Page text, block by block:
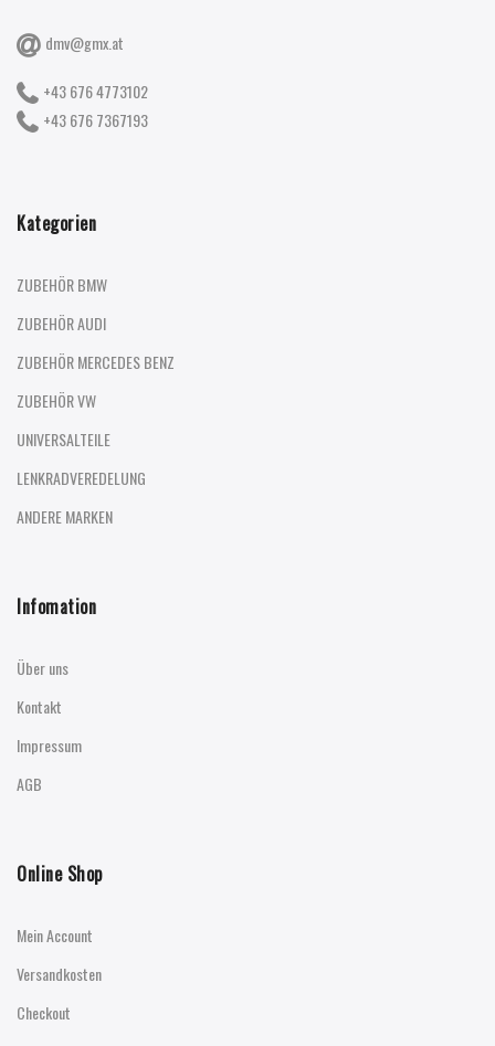
dmv@gmx.at
+43 676 4773102
+43 676 7367193
Kategorien
ZUBEHÖR BMW
ZUBEHÖR AUDI
ZUBEHÖR MERCEDES BENZ
ZUBEHÖR VW
UNIVERSALTEILE
LENKRADVEREDELUNG
ANDERE MARKEN
Infomation
Über uns
Kontakt
Impressum
AGB
Online Shop
Mein Account
Versandkosten
Checkout